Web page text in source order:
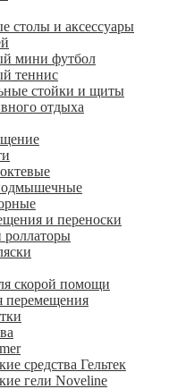
столы и аксессуары
мини футбол
теннис
стойки и щиты
отдыха
и переноски
скорой помощи
перемещения
средства Гельтек
гели Noveline